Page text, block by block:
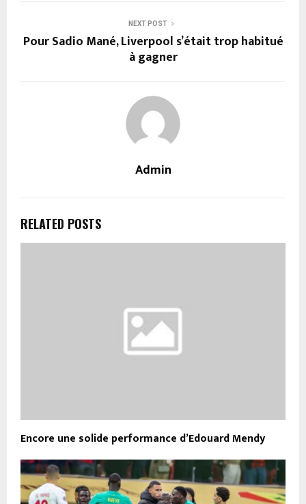
NEXT POST
Pour Sadio Mané, Liverpool s’était trop habitué
à gagner
Admin
RELATED POSTS
Encore une solide performance d’Edouard Mendy